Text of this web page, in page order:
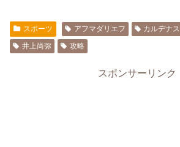
スポーツ アフマダリエフ カルデナス
井上尚弥
攻略
スポンサーリンク